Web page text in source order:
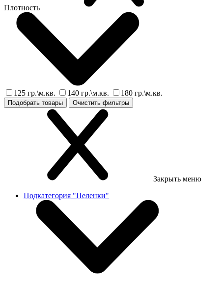
Плотность
125 гр.\м.кв. 140 гр.\м.кв. 180 гр.\м.кв.
Подобрать товары Очистить фильтры
Закрыть меню
Подкатегория "Пеленки"